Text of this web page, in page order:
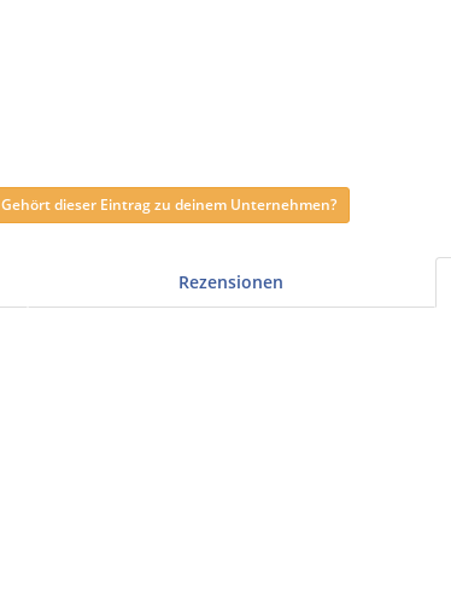
Gehört dieser Eintrag zu deinem Unternehmen?
Rezensionen